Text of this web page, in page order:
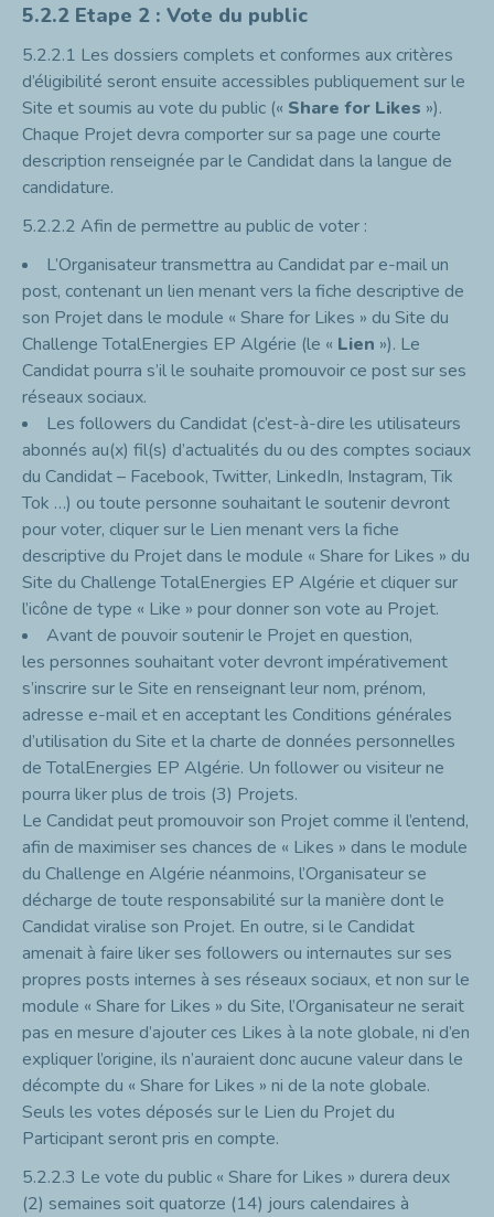
5.2.2 Etape 2 : Vote du public
5.2.2.1 Les dossiers complets et conformes aux critères
d’éligibilité seront ensuite accessibles publiquement sur le
Site et soumis au vote du public (« Share for Likes »).
Chaque Projet devra comporter sur sa page une courte
description renseignée par le Candidat dans la langue de
candidature.
5.2.2.2 Afin de permettre au public de voter :
L’Organisateur transmettra au Candidat par e-mail un
post, contenant un lien menant vers la fiche descriptive de
son Projet dans le module « Share for Likes » du Site du
Challenge TotalEnergies EP Algérie (le « Lien »). Le
Candidat pourra s’il le souhaite promouvoir ce post sur ses
réseaux sociaux.
Les followers du Candidat (c’est-à-dire les utilisateurs
abonnés au(x) fil(s) d’actualités du ou des comptes sociaux
du Candidat – Facebook, Twitter, LinkedIn, Instagram, Tik
Tok …) ou toute personne souhaitant le soutenir devront
pour voter, cliquer sur le Lien menant vers la fiche
descriptive du Projet dans le module « Share for Likes » du
Site du Challenge TotalEnergies EP Algérie et cliquer sur
l’icône de type « Like » pour donner son vote au Projet.
Avant de pouvoir soutenir le Projet en question,
les personnes souhaitant voter devront impérativement
s’inscrire sur le Site en renseignant leur nom, prénom,
adresse e-mail et en acceptant les Conditions générales
d’utilisation du Site et la charte de données personnelles
de TotalEnergies EP Algérie. Un follower ou visiteur ne
pourra liker plus de trois (3) Projets.
Le Candidat peut promouvoir son Projet comme il l’entend,
afin de maximiser ses chances de « Likes » dans le module
du Challenge en Algérie néanmoins, l’Organisateur se
décharge de toute responsabilité sur la manière dont le
Candidat viralise son Projet. En outre, si le Candidat
amenait à faire liker ses followers ou internautes sur ses
propres posts internes à ses réseaux sociaux, et non sur le
module « Share for Likes » du Site, l’Organisateur ne serait
pas en mesure d’ajouter ces Likes à la note globale, ni d’en
expliquer l’origine, ils n’auraient donc aucune valeur dans le
décompte du « Share for Likes » ni de la note globale.
Seuls les votes déposés sur le Lien du Projet du
Participant seront pris en compte.
5.2.2.3 Le vote du public « Share for Likes » durera deux
(2) semaines soit quatorze (14) jours calendaires à